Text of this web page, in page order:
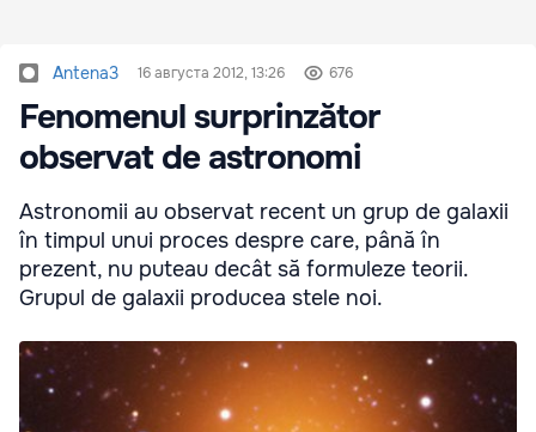
Antena3 16 августа 2012, 13:26 676
Fenomenul surprinzător
observat de astronomi
Astronomii au observat recent un grup de galaxii
în timpul unui proces despre care, până în
prezent, nu puteau decât să formuleze teorii.
Grupul de galaxii producea stele noi.